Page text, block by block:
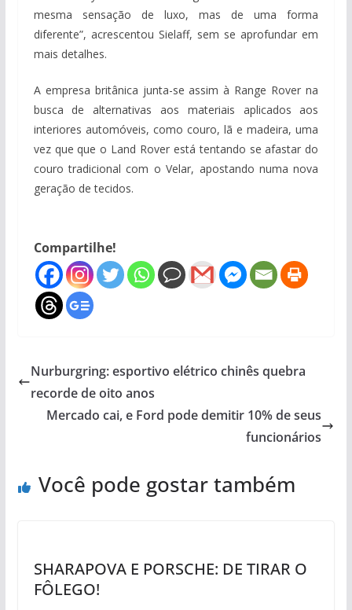
mesma sensação de luxo, mas de uma forma
diferente”, acrescentou Sielaff, sem se aprofundar em
mais detalhes.
A empresa britânica junta-se assim à Range Rover na
busca de alternativas aos materiais aplicados aos
interiores automóveis, como couro, lã e madeira, uma
vez que que o Land Rover está tentando se afastar do
couro tradicional com o Velar, apostando numa nova
geração de tecidos.
Compartilhe!
Nurburgring: esportivo elétrico chinês quebra
recorde de oito anos
Mercado cai, e Ford pode demitir 10% de seus
funcionários
Você pode gostar também
SHARAPOVA E PORSCHE: DE TIRAR O
FÔLEGO!